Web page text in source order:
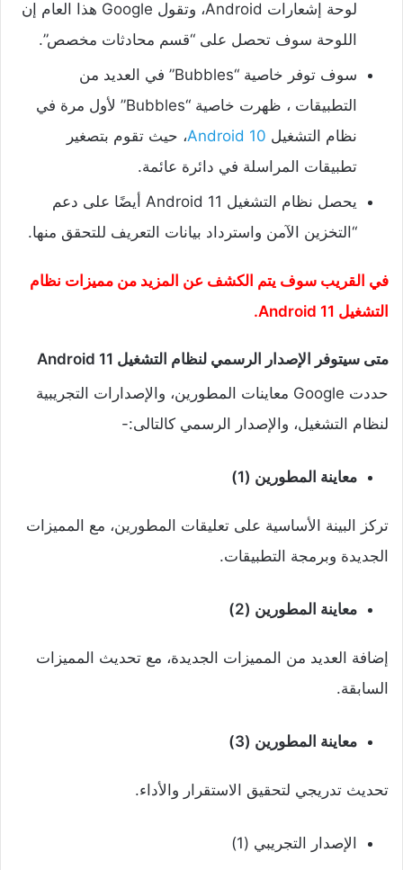
لوحة إشعارات Android، وتقول Google هذا العام إن
اللوحة سوف تحصل على “قسم محادثات مخصص”.
سوف توفر خاصية “Bubbles” في العديد من
التطبيقات ، ظهرت خاصية “Bubbles” لأول مرة في
نظام التشغيل
Android 10
، حيث تقوم بتصغير
تطبيقات المراسلة في دائرة عائمة.
يحصل نظام التشغيل Android 11 أيضًا على دعم
“التخزين الآمن واسترداد بيانات التعريف للتحقق منها.
في القريب سوف يتم الكشف عن المزيد من مميزات نظام
التشغيل Android 11.
متى سيتوفر الإصدار الرسمي لنظام التشغيل Android 11
حددت Google معاينات المطورين، والإصدارات التجريبية
لنظام التشغيل، والإصدار الرسمي كالتالى:-
معاينة المطورين (1)
تركز البينة الأساسية على تعليقات المطورين، مع المميزات
الجديدة وبرمجة التطبيقات.
معاينة المطورين (2)
إضافة العديد من المميزات الجديدة، مع تحديث المميزات
السابقة.
معاينة المطورين (3)
تحديث تدريجي لتحقيق الاستقرار والأداء.
الإصدار التجريبي (1)